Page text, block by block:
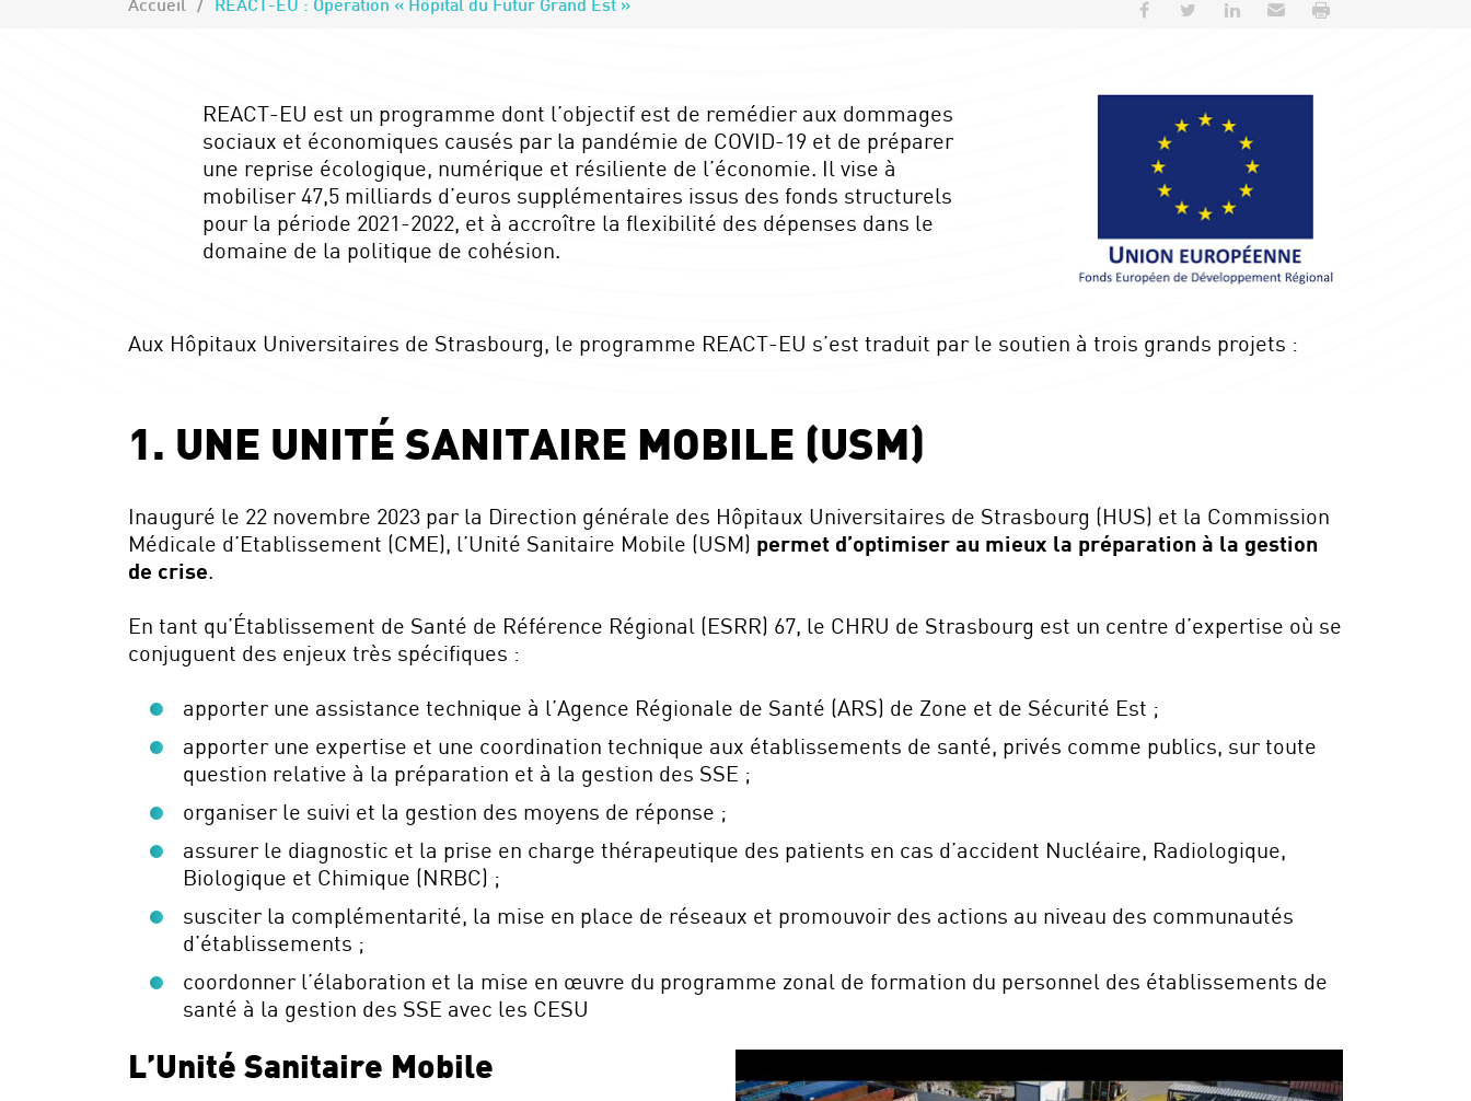
Accueil REACT-EU : Opération « Hôpital du Futur Grand Est » Partager sur Facebook
Partager sur Twitter
Partager sur LinkedIn
Envoyer par e-mail
REACT-EU est un programme dont l’objectif est de remédier aux dommages
sociaux et économiques causés par la pandémie de COVID-19 et de préparer
une reprise écologique, numérique et résiliente de l’économie. Il vise à
mobiliser 47,5 milliards d’euros supplémentaires issus des fonds structurels
pour la période 2021-2022, et à accroître la flexibilité des dépenses dans le
domaine de la politique de cohésion.
Aux Hôpitaux Universitaires de Strasbourg, le programme REACT-EU s’est traduit par le soutien à trois grands projets :
1. UNE UNITÉ SANITAIRE MOBILE (USM)
Inauguré le 22 novembre 2023 par la Direction générale des Hôpitaux Universitaires de Strasbourg (HUS) et la Commission
Médicale d’Etablissement (CME), l’Unité Sanitaire Mobile (USM) permet d’optimiser au mieux la préparation à la gestion
de crise.
En tant qu’Établissement de Santé de Référence Régional (ESRR) 67, le CHRU de Strasbourg est un centre d’expertise où se
conjuguent des enjeux très spécifiques :
apporter une assistance technique à l’Agence Régionale de Santé (ARS) de Zone et de Sécurité Est ;
apporter une expertise et une coordination technique aux établissements de santé, privés comme publics, sur toute
question relative à la préparation et à la gestion des SSE ;
organiser le suivi et la gestion des moyens de réponse ;
assurer le diagnostic et la prise en charge thérapeutique des patients en cas d’accident Nucléaire, Radiologique,
Biologique et Chimique (NRBC) ;
susciter la complémentarité, la mise en place de réseaux et promouvoir des actions au niveau des communautés
d’établissements ;
coordonner l’élaboration et la mise en œuvre du programme zonal de formation du personnel des établissements de
santé à la gestion des SSE avec les CESU
L’Unité Sanitaire Mobile